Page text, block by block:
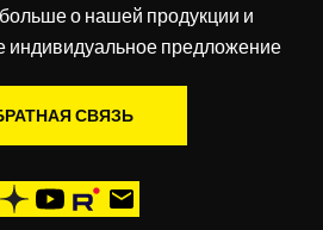
о нашей продукции и
индивидуальное предложение
СВЯЗЬ